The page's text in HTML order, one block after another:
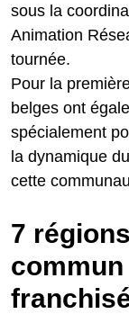
sous la
Animation
tournée.
Pour la
belges ont
spécialement
la dynamique
cette
7